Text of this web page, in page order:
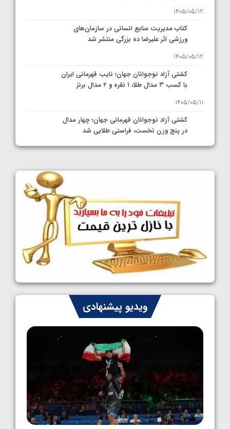
1405/05/12
کتاب مدیریت منابع انسانی در سازمان‌های
ورزشی اثر علیرضا ده بزرگی منتشر شد
1405/05/12
کشتی آزاد نوجوانان جهان؛ نایب قهرمانی ایران
با کسب ۳ مدال طلا، ۱ نقره و ۲ مدال برنز
1405/05/11
کشتی آزاد نوجوانان قهرمانی جهان؛ چهار مدال
در پنج وزن نخست، فراستی طلایی شد
1405/05/11
کشتی آزاد نوجوانان جهان؛ رقبای نمایندگان
ایران مشخص شدند
1405/05/08
کشتی فرنگی نوجوانان جهان؛ سکوی تیمی
سوم برای ایران
1405/05/07
ایران چشم به راه چهار مدال در پنج وزن دوم
کشتی فرنگی نوجوانان جهان
1405/05/06
ویدیو پیشنهادی